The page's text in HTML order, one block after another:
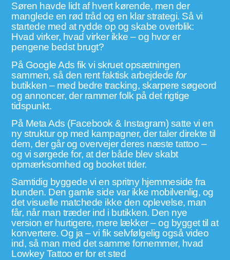
Søren havde lidt af hvert kørende, men der
manglede en rød tråd og en klar strategi. Så vi
startede med at rydde op og skabe overblik:
Hvad virker, hvad virker ikke – og hvor er
pengene bedst brugt?
På Google Ads fik vi skruet opsætningen
sammen, så den rent faktisk arbejdede for
butikken – med bedre tracking, skarpere søgeord
og annoncer, der rammer folk på det rigtige
tidspunkt.
På Meta Ads (Facebook & Instagram) satte vi en
ny struktur op med kampagner, der taler direkte til
dem, der går og overvejer deres næste tattoo –
og vi sørgede for, at der både blev skabt
opmærksomhed og booket tider.
Samtidig byggede vi en spritny hjemmeside fra
bunden. Den gamle side var ikke mobilvenlig, og
det visuelle matchede ikke den oplevelse, man
får, når man træder ind i butikken. Den nye
version er hurtigere, mere lækker – og bygget til at
konvertere. Og ja – vi fik selvfølgelig også video
ind, så man med det samme fornemmer, hvad
Lowkey Tattoo er for et sted